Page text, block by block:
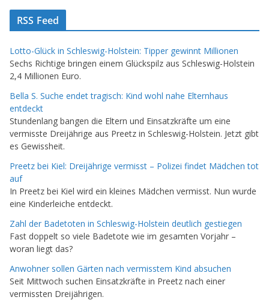
RSS Feed
Lotto-Glück in Schleswig-Holstein: Tipper gewinnt Millionen
Sechs Richtige bringen einem Glückspilz aus Schleswig-Holstein
2,4 Millionen Euro.
Bella S. Suche endet tragisch: Kind wohl nahe Elternhaus
entdeckt
Stundenlang bangen die Eltern und Einsatzkräfte um eine
vermisste Dreijährige aus Preetz in Schleswig-Holstein. Jetzt gibt
es Gewissheit.
Preetz bei Kiel: Dreijährige vermisst – Polizei findet Mädchen tot
auf
In Preetz bei Kiel wird ein kleines Mädchen vermisst. Nun wurde
eine Kinderleiche entdeckt.
Zahl der Badetoten in Schleswig-Holstein deutlich gestiegen
Fast doppelt so viele Badetote wie im gesamten Vorjahr –
woran liegt das?
Anwohner sollen Gärten nach vermisstem Kind absuchen
Seit Mittwoch suchen Einsatzkräfte in Preetz nach einer
vermissten Dreijährigen.